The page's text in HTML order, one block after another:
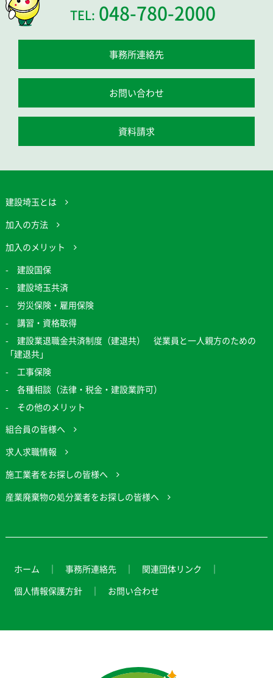
TEL: 048-780-2000
事務所連絡先
お問い合わせ
資料請求
建設埼玉とは
加入の方法
加入のメリット
建設国保
建設埼玉共済
労災保険・雇用保険
講習・資格取得
建設業退職金共済制度（建退共） 従業員と一人親方のための
「建退共」
工事保険
各種相談（法律・税金・建設業許可）
その他のメリット
組合員の皆様へ
求人求職情報
施工業者をお探しの皆様へ
産業廃棄物の処分業者をお探しの皆様へ
ホーム 事務所連絡先
関連団体リンク
個人情報保護方針
お問い合わせ